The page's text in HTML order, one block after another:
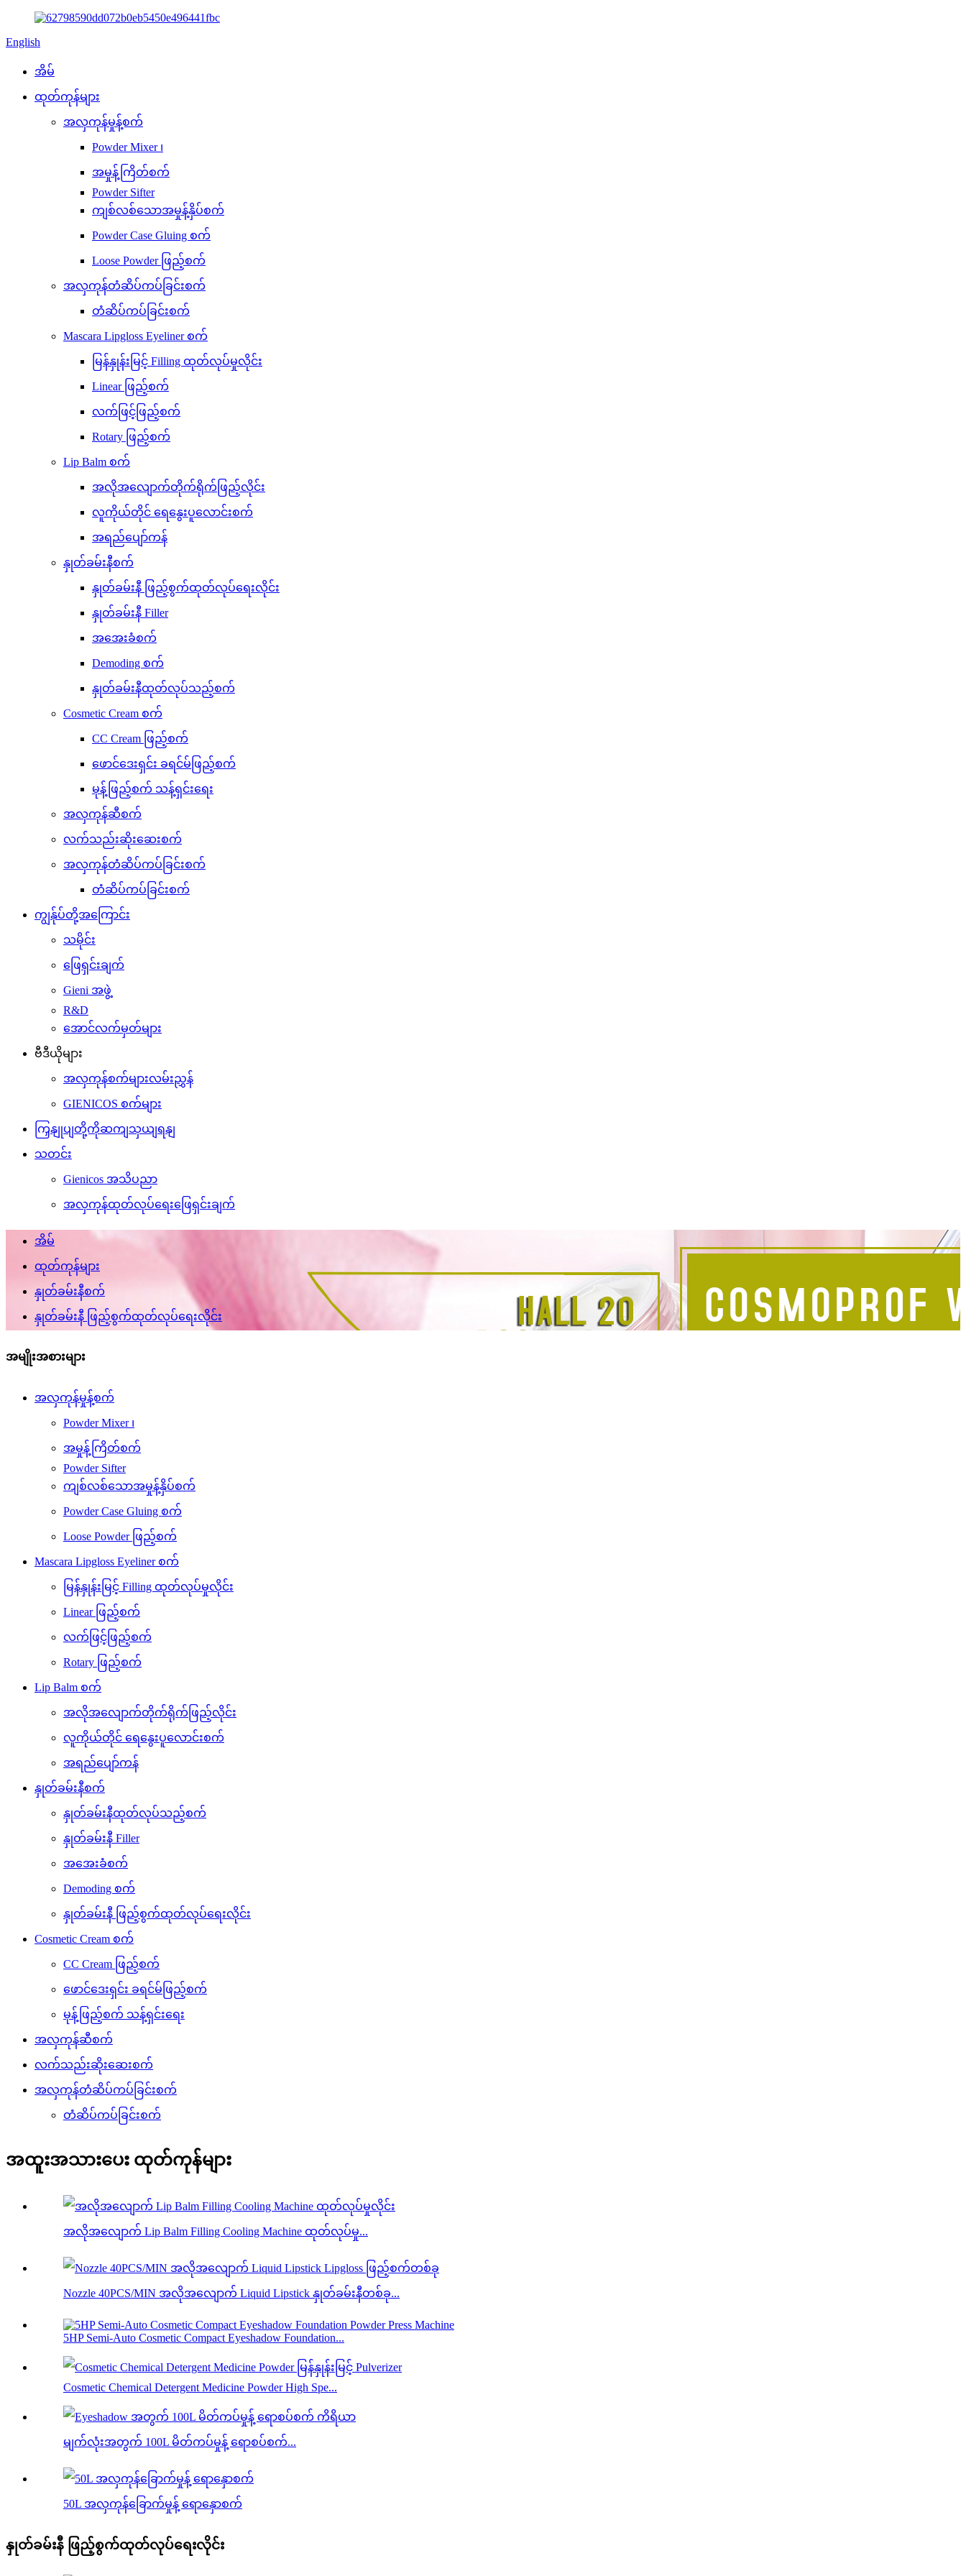
English
အိမ်
ထုတ်ကုန်များ
အလှကုန်မှုန့်စက်
Powder Mixer ၊
အမှုန့်ကြိတ်စက်
Powder Sifter
ကျစ်လစ်သောအမှုန့်နှိပ်စက်
Powder Case Gluing စက်
Loose Powder ဖြည့်စက်
အလှကုန်တံဆိပ်ကပ်ခြင်းစက်
တံဆိပ်ကပ်ခြင်းစက်
Mascara Lipgloss Eyeliner စက်
မြန်နှုန်းမြင့် Filling ထုတ်လုပ်မှုလိုင်း
Linear ဖြည့်စက်
လက်ဖြင့်ဖြည့်စက်
Rotary ဖြည့်စက်
Lip Balm စက်
အလိုအလျောက်တိုက်ရိုက်ဖြည့်လိုင်း
လူကိုယ်တိုင် ရေနွေးပူလောင်းစက်
အရည်ပျော်ကန်
နှုတ်ခမ်းနီစက်
နှုတ်ခမ်းနီ ဖြည့်စွက်ထုတ်လုပ်ရေးလိုင်း
နှုတ်ခမ်းနီ Filler
အအေးခံစက်
Demoding စက်
နှုတ်ခမ်းနီထုတ်လုပ်သည့်စက်
Cosmetic Cream စက်
CC Cream ဖြည့်စက်
ဖောင်ဒေးရှင်း ခရင်မ်ဖြည့်စက်
မုန့်ဖြည့်စက် သန့်ရှင်းရေး
အလှကုန်ဆီစက်
လက်သည်းဆိုးဆေးစက်
အလှကုန်တံဆိပ်ကပ်ခြင်းစက်
တံဆိပ်ကပ်ခြင်းစက်
ကျွန်ုပ်တို့အကြောင်း
သမိုင်း
ဖြေရှင်းချက်
Gieni အဖွဲ့
R&D
အောင်လက်မှတ်များ
ဗီဒီယိုများ
အလှကုန်စက်များလမ်းညွှန်
GIENICOS စက်များ
ကြှနျုပျတို့ကိုဆကျသှယျရနျ
သတင်း
Gienicos အသိပညာ
အလှကုန်ထုတ်လုပ်ရေးဖြေရှင်းချက်
အိမ်
ထုတ်ကုန်များ
နှုတ်ခမ်းနီစက်
နှုတ်ခမ်းနီ ဖြည့်စွက်ထုတ်လုပ်ရေးလိုင်း
အမျိုးအစားများ
အလှကုန်မှုန့်စက်
Powder Mixer ၊
အမှုန့်ကြိတ်စက်
Powder Sifter
ကျစ်လစ်သောအမှုန့်နှိပ်စက်
Powder Case Gluing စက်
Loose Powder ဖြည့်စက်
Mascara Lipgloss Eyeliner စက်
မြန်နှုန်းမြင့် Filling ထုတ်လုပ်မှုလိုင်း
Linear ဖြည့်စက်
လက်ဖြင့်ဖြည့်စက်
Rotary ဖြည့်စက်
Lip Balm စက်
အလိုအလျောက်တိုက်ရိုက်ဖြည့်လိုင်း
လူကိုယ်တိုင် ရေနွေးပူလောင်းစက်
အရည်ပျော်ကန်
နှုတ်ခမ်းနီစက်
နှုတ်ခမ်းနီထုတ်လုပ်သည့်စက်
နှုတ်ခမ်းနီ Filler
အအေးခံစက်
Demoding စက်
နှုတ်ခမ်းနီ ဖြည့်စွက်ထုတ်လုပ်ရေးလိုင်း
Cosmetic Cream စက်
CC Cream ဖြည့်စက်
ဖောင်ဒေးရှင်း ခရင်မ်ဖြည့်စက်
မုန့်ဖြည့်စက် သန့်ရှင်းရေး
အလှကုန်ဆီစက်
လက်သည်းဆိုးဆေးစက်
အလှကုန်တံဆိပ်ကပ်ခြင်းစက်
တံဆိပ်ကပ်ခြင်းစက်
အထူးအသားပေး ထုတ်ကုန်များ
အလိုအလျောက် Lip Balm Filling Cooling Machine ထုတ်လုပ်မှု...
Nozzle 40PCS/MIN အလိုအလျောက် Liquid Lipstick နှုတ်ခမ်းနီတစ်ခု...
5HP Semi-Auto Cosmetic Compact Eyeshadow Foundation...
Cosmetic Chemical Detergent Medicine Powder High Spe...
မျက်လုံးအတွက် 100L မိတ်ကပ်မှုန့် ရောစပ်စက်...
50L အလှကုန်ခြောက်မှုန့် ရောနှောစက်
နှုတ်ခမ်းနီ ဖြည့်စွက်ထုတ်လုပ်ရေးလိုင်း